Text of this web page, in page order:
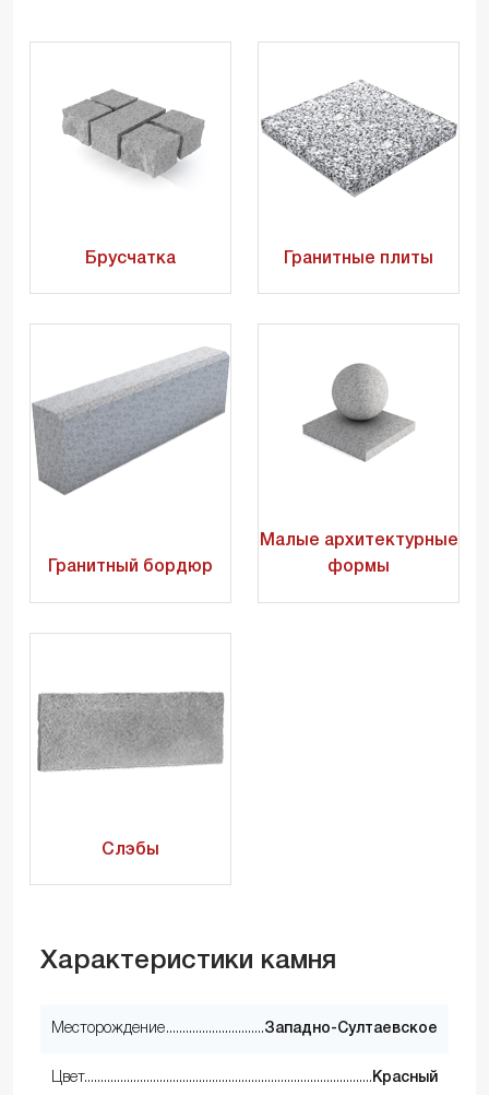
Брусчатка Гранитные плиты
Гранитный бордюр
Малые архитектурные
формы
Слэбы
Характеристики камня
Месторождение Западно-Султаевское
Цвет Красный